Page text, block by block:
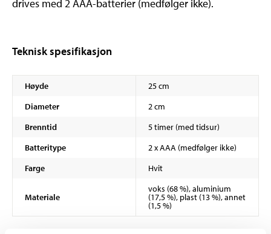
drives med 2 AAA-batterier (medfølger ikke).
Teknisk spesifikasjon
Høyde
25 cm
Diameter
2 cm
Brenntid
5 timer (med tidsur)
Batteritype
2 x AAA (medfølger ikke)
Farge
Hvit
Materiale
voks (68 %), aluminium
(17,5 %), plast (13 %), annet
(1,5 %)